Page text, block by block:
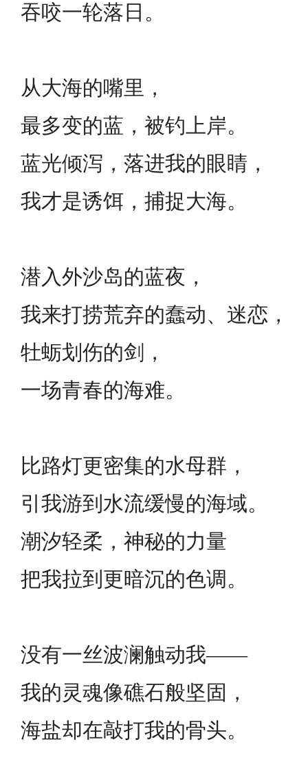
吞咬一轮落日。
从大海的嘴里，
最多变的蓝，被钓上岸。
蓝光倾泻，落进我的眼睛，
我才是诱饵，捕捉大海。
潜入外沙岛的蓝夜，
我来打捞荒弃的蠢动、迷恋，
牡蛎划伤的剑，
一场青春的海难。
比路灯更密集的水母群，
引我游到水流缓慢的海域。
潮汐轻柔，神秘的力量
把我拉到更暗沉的色调。
没有一丝波澜触动我——
我的灵魂像礁石般坚固，
海盐却在敲打我的骨头。